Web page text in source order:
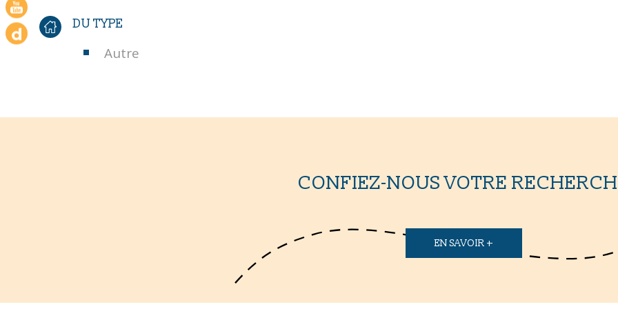
DU TYPE
Autre
CONFIEZ-NOUS VOTRE
EN SAVOIR +